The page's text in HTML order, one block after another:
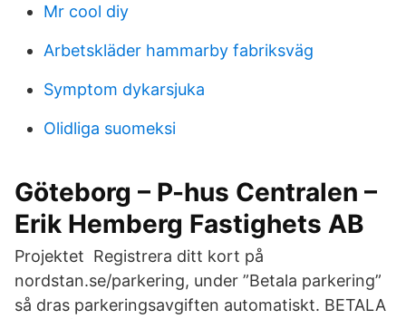
Mr cool diy
Arbetskläder hammarby fabriksväg
Symptom dykarsjuka
Olidliga suomeksi
Göteborg – P-hus Centralen –
Erik Hemberg Fastighets AB
Projektet Registrera ditt kort på
nordstan.se/parkering, under ”Betala parkering”
så dras parkeringsavgiften automatiskt. BETALA